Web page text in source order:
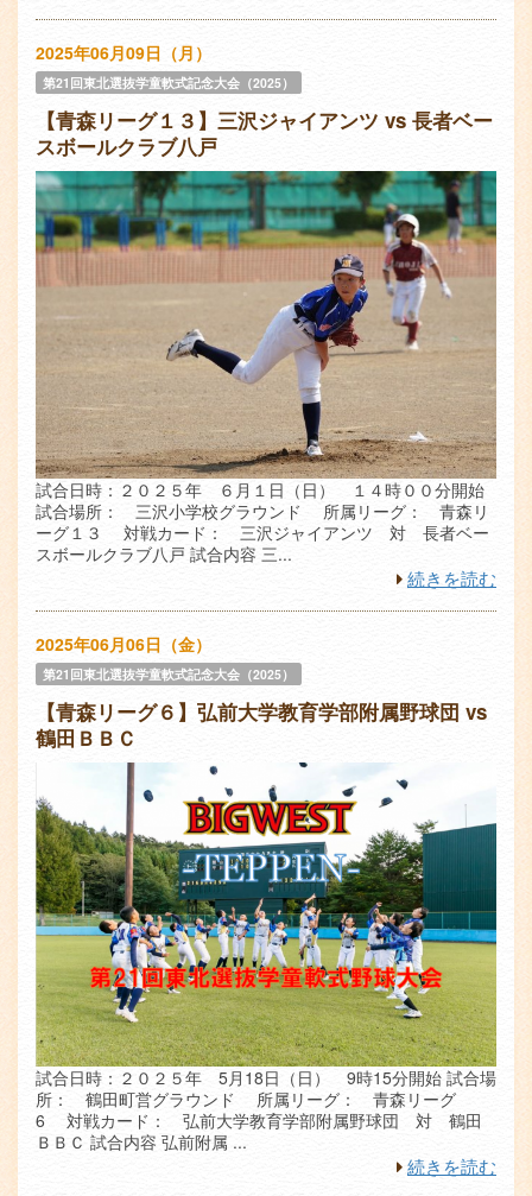
2025年06月09日（月）
第21回東北選抜学童軟式記念大会（2025）
【青森リーグ１３】三沢ジャイアンツ vs 長者ベー
スボールクラブ八戸
試合日時：２０２５年 ６月１日（日） １４時００分開始
試合場所： 三沢小学校グラウンド 所属リーグ： 青森リ
ーグ１３ 対戦カード： 三沢ジャイアンツ 対 長者ベー
スボールクラブ八戸 試合内容 三...
続きを読む
2025年06月06日（金）
第21回東北選抜学童軟式記念大会（2025）
【青森リーグ６】弘前大学教育学部附属野球団 vs
鶴田ＢＢＣ
試合日時：２０２５年 5月18日（日） 9時15分開始 試合場
所： 鶴田町営グラウンド 所属リーグ： 青森リーグ
6 対戦カード： 弘前大学教育学部附属野球団 対 鶴田
ＢＢＣ 試合内容 弘前附属 ...
続きを読む